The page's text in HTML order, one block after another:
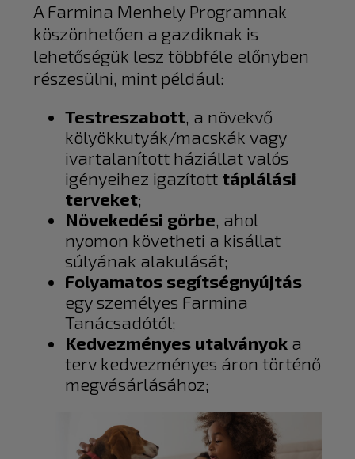
A Farmina Menhely Programnak
köszönhetően a gazdiknak is
lehetőségük lesz többféle előnyben
részesülni, mint például:
Testreszabott, a növekvő
kölyökkutyák/macskák vagy
ivartalanított háziállat valós
igényeihez igazított táplálási
terveket;
Növekedési görbe, ahol
nyomon követheti a kisállat
súlyának alakulását;
Folyamatos segítségnyújtás
egy személyes Farmina
Tanácsadótól;
Kedvezményes utalványok a
terv kedvezményes áron történő
megvásárlásához;